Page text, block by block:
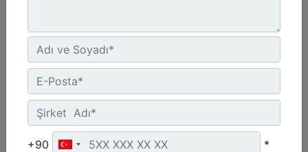
2,7 m3 (3,5 yd3), Pimli
Genişlik :
107.4 inç - 2727 mm
+90 *